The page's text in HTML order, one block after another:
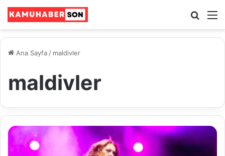
Ara
Ana Sayfa / maldivler
maldivler